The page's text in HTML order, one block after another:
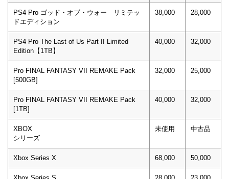
PS4 Pro ゴッド・オブ・ウォー リミテッ
ドエディション
38,000 28,000
PS4 Pro The Last of Us Part II Limited
Edition【1TB】
40,000 32,000
Pro FINAL FANTASY VII REMAKE Pack
[500GB]
32,000 25,000
Pro FINAL FANTASY VII REMAKE Pack
[1TB]
40,000 32,000
XBOX
シリーズ
未使用 中古品
Xbox Series X 68,000 50,000